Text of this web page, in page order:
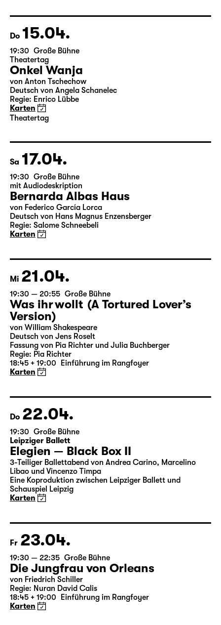
Schauspiel Leipzig
Karten
Do 15.04.
19:30 Große Bühne
Theatertag
Onkel Wanja
von Anton Tschechow
Karten
Theatertag
Sa 17.04.
19:30 Große Bühne
mit Audiodeskription
Bernarda Albas Haus
Regie: Salome Schneebeli
Karten
Mi 21.04.
19:30 — 20:55 Große Bühne
Was ihr wollt (A Tortured Lover’s
Version)
von William Shakespeare
Deutsch von Jens Roselt
18:45 + 19:00 Einführung im Rangfoyer
Karten
Do 22.04.
19:30 Große Bühne
Leipziger Ballett
Elegien — Black Box II
3-Teiliger Ballettabend von Andrea Carino, Marcelino
Schauspiel Leipzig
Karten
Fr 23.04.
19:30 — 22:35 Große Bühne
Die Jungfrau von Orleans